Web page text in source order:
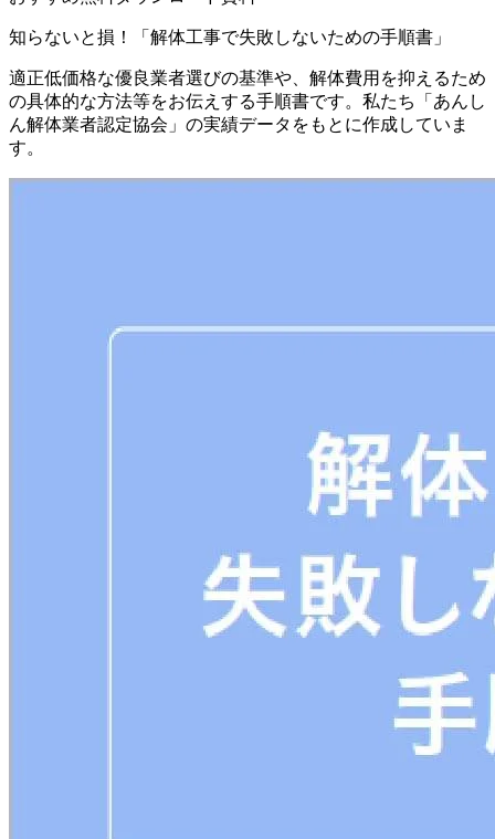
知らないと損！「解体工事で失敗しないための手順書」
適正低価格な優良業者選びの基準や、解体費用を抑えるため
の具体的な方法等をお伝えする手順書です。私たち「あんし
ん解体業者認定協会」の実績データをもとに作成していま
す。